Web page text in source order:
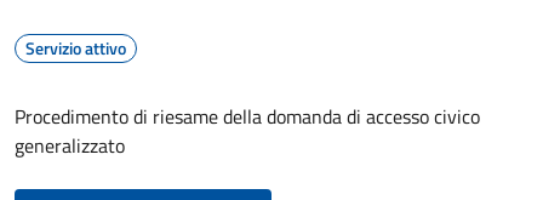
Servizio attivo
Procedimento di riesame della domanda di accesso civico
generalizzato